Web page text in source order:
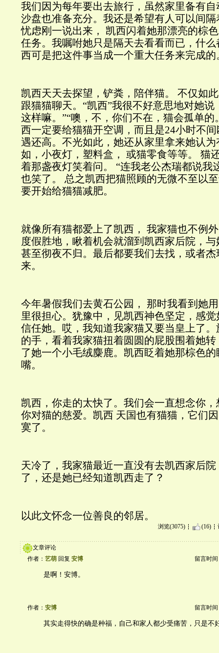
我们因为每年要出去旅行，虽然家里备有
沙盘也准备充分。我还是希望有人可以间
忧虑刚一说出来，
凯西闪着她那漂亮的棕
任务。我嘱咐她只是隔天去看看而已，什
西可是把这件事当成一个重大任务来完成的
凯西天天去探望，铲粪，陪伴猫。
不仅如
跟猫猫聊天。“凯西”我很不好意思地对她说
这样嘛。”“噢，不，你们不在，猫会孤单的
西一定要给猫猫开空调，而且是24小时不
遇还高。不光如此，她还从家里拿来她认
如，小夜灯，塑料盒， 或猫零食等等。
猫
着那盏夜灯笑着问。
“连我老公杰瑞都说我
也笑了。
总之凯西把猫照顾的无微不至以
要开始给猫猫减肥。
就像所有猫都爱上了凯西， 我家猫也不例
度假胜地，瞅着机会就溜到凯西家后院，
甚至彻夜不归。最后都要我们去找，或者
来。
今年暑假我们去黄石公园，
那时我看到她
里很担心。犹豫中，见凯西神色坚定，感
信任她。哎，我知道我家猫又要当皇上了
的手，看着我家猫扭着圆圆的屁股围着她
了她一个小毛绒麋鹿。凯西眨着她那棕色
嘴。
凯西，你走的太快了。我们会一直想念你
你对猫的慈爱。凯西 天国也有猫猫，它们
寞了。
天冷了，我家猫最近一直没有去凯西家后
了，还是她已经知道凯西走了？
以此文怀念一位善良的邻居。
浏览(3075) (16)
文章评论
作者： 艺萌 回复 安博 留言时间
是啊！安博。
作者： 安博 留言时间
其实走得快的确是种福，自己和家人都少受痛苦，只是不